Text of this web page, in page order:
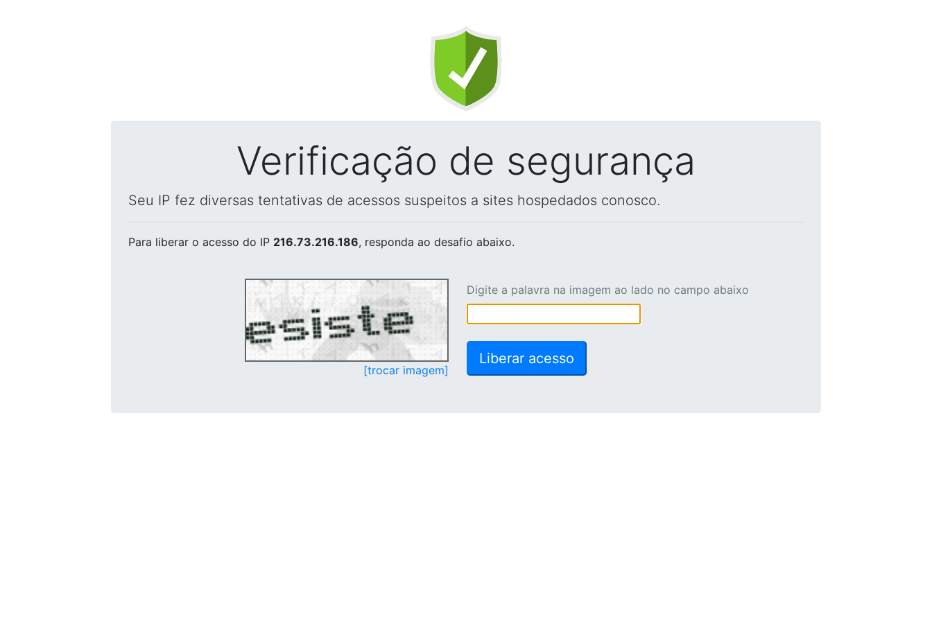
Verificação de segurança
Seu IP fez diversas tentativas de acessos suspeitos a sites hospedados conosco.
Para liberar o acesso do IP 216.73.216.186, responda ao desafio abaixo.
[trocar imagem]
Digite a palavra na imagem ao lado no campo abaixo